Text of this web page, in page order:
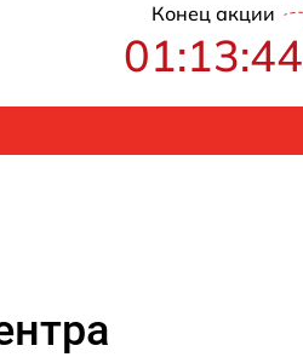
Конец акции
01:13:43